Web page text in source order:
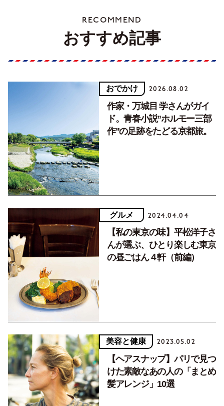
RECOMMEND
おすすめ記事
おでかけ 2026.08.02
作家・万城目 学さんがガイ
ド。青春小説”ホルモー三部
作”の足跡をたどる京都旅。
グルメ 2024.04.04
【私の東京の味】平松洋子さ
んが選ぶ、ひとり楽しむ東京
の昼ごはん４軒（前編）
美容と健康 2023.05.02
【ヘアスナップ】パリで見つ
けた素敵なあの人の「まとめ
髪アレンジ」10選